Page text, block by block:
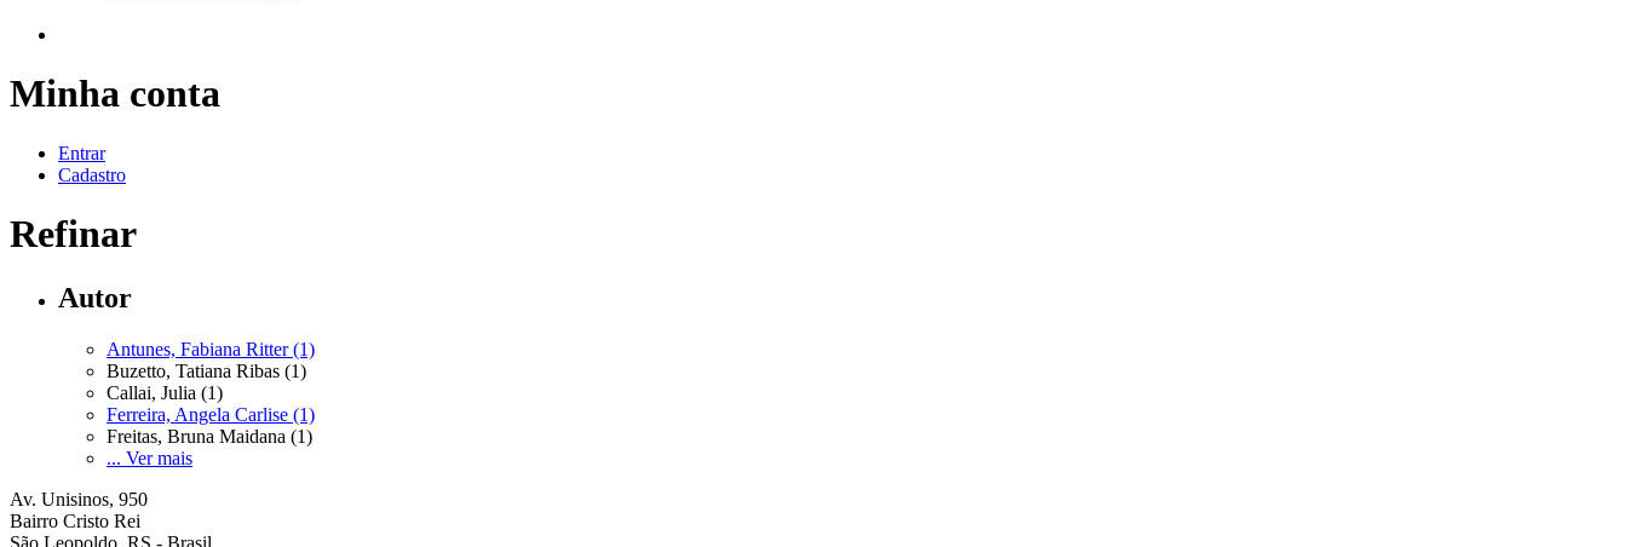
Minha conta
Entrar
Cadastro
Refinar
Autor
Antunes, Fabiana Ritter (1)
Buzetto, Tatiana Ribas (1)
Callai, Julia (1)
Ferreira, Angela Carlise (1)
Freitas, Bruna Maidana (1)
... Ver mais
Av. Unisinos, 950
Bairro Cristo Rei